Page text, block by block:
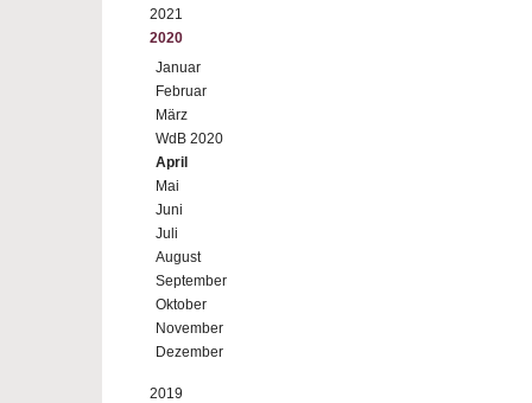
2021
2020
Januar
Februar
März
WdB 2020
April
Mai
Juni
Juli
August
September
Oktober
November
Dezember
2019